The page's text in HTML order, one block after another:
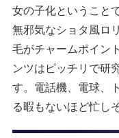
女の子化ということ
無邪気なショタ風ロ
毛がチャームポイン
ンツはピッチリで研
す。電話機、電球、
る暇もないほど忙し